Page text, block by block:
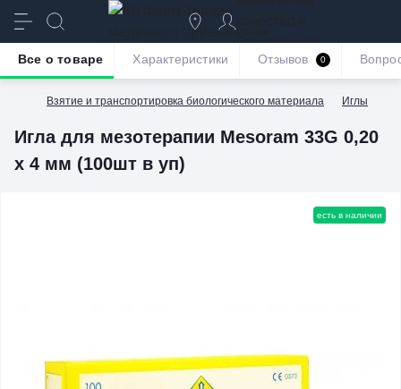
безупречное
обслуживание
Взятие и транспортировка биологического материала Иглы
Игла для мезотерапии Mesoram 33G 0,20
х 4 мм (100шт в уп)
Все о товаре Характеристики Отзывов 0
есть в наличии